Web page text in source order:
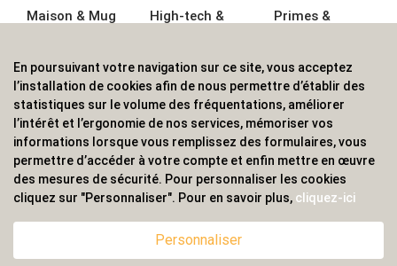
Maison & Mug
Écriture
Bagagerie sacs
High-tech &
Sport &
Outdoor
Enfant
Primes &
Boisson
Textile &
Casquette
Accessoires de
bureau
ALVS, fournisseur d'objets publicitaires, pour les
professionnels. Une implantation nationale, une
couverture internationale.
En poursuivant votre navigation sur ce site, vous acceptez
l’installation de cookies afin de nous permettre d’établir des
statistiques sur le volume des fréquentations, améliorer
l’intérêt et l’ergonomie de nos services, mémoriser vos
informations lorsque vous remplissez des formulaires, vous
permettre d’accéder à votre compte et enfin mettre en œuvre
des mesures de sécurité. Pour personnaliser les cookies
cliquez sur "Personnaliser". Pour en savoir plus, cliquez-ici
Personnaliser